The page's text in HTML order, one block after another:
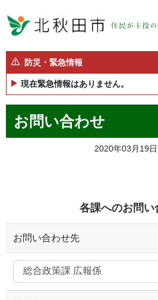
防災・緊急情報
現在緊急情報はありません。
お問い合わせ
2020年03月19日
各課へのお問い
お問い合わせ先